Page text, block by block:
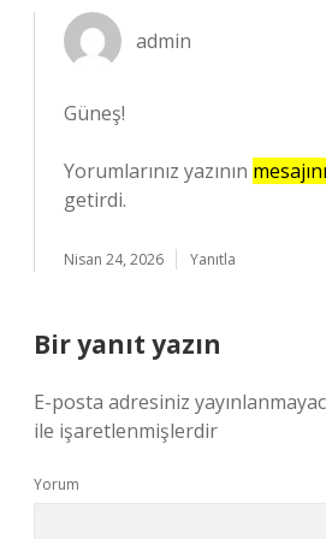
admin
Güneş!
Yorumlarınız yazının mesajını
getirdi.
Nisan 24, 2026 Yanıtla
Bir yanıt yazın
E-posta adresiniz
ile işaretlenmişlerdir
Yorum